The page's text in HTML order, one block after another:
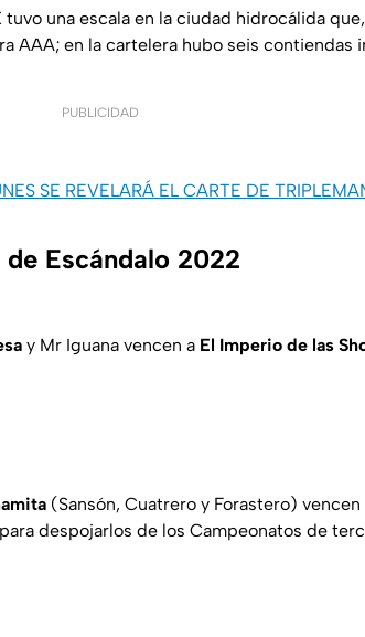
tuvo una escala en la ciudad hidrocálida
AAA; en la cartelera hubo seis contiendas
PUBLICIDAD
SE REVELARÁ EL CARTE DE
Escándalo 2022
y Mr Iguana vencen a El Imperio de las
(Sansón, Cuatrero y Forastero) vencen
despojarlos de los Campeonatos de